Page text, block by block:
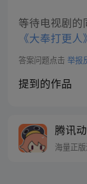
等待电视剧
《大奉打更人》
答案问题点击 举报
提到的作品
腾讯
海量正